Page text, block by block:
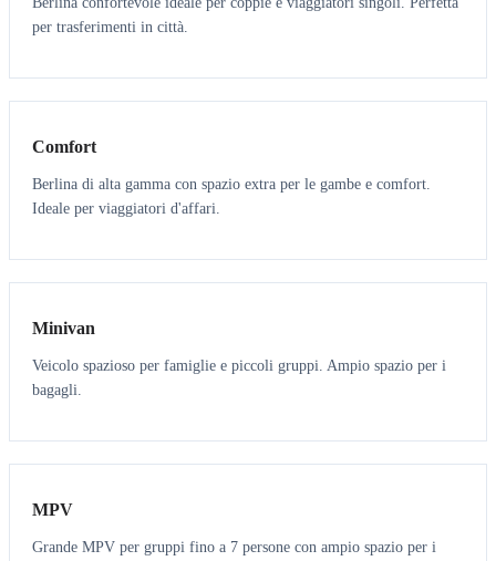
per trasferimenti in città.
3 3
Comfort
Berlina di alta gamma con spazio extra per le gambe e comfort.
Ideale per viaggiatori d'affari.
6 5
Minivan
Veicolo spazioso per famiglie e piccoli gruppi. Ampio spazio per i
bagagli.
7 7
MPV
Grande MPV per gruppi fino a 7 persone con ampio spazio per i